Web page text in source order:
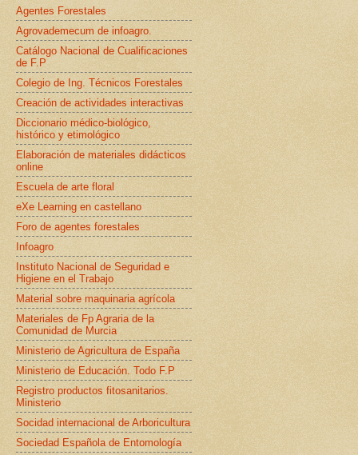
Agentes Forestales
Agrovademecum de infoagro.
Catálogo Nacional de Cualificaciones
de F.P
Colegio de Ing. Técnicos Forestales
Creación de actividades interactivas
Diccionario médico-biológico,
histórico y etimológico
Elaboración de materiales didácticos
online
Escuela de arte floral
eXe Learning en castellano
Foro de agentes forestales
Infoagro
Instituto Nacional de Seguridad e
Higiene en el Trabajo
Material sobre maquinaria agrícola
Materiales de Fp Agraria de la
Comunidad de Murcia
Ministerio de Agricultura de España
Ministerio de Educación. Todo F.P
Registro productos fitosanitarios.
Ministerio
Socidad internacional de Arboricultura
Sociedad Española de Entomología